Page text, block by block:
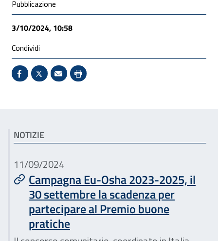
Condivisione social
Pubblicazione
3/10/2024, 10:58
Condividi
Condividi su Facebook - Sito esterno - Apertura in
X - Sito esterno - Apertura in nuova finestra
Invio Mail: apre il programma di posta
Stampa pagina: scelta meno
Articoli correlati
NOTIZIE
11/09/2024
Campagna Eu-Osha 2023-2025, il
30 settembre la scadenza per
partecipare al Premio buone
pratiche